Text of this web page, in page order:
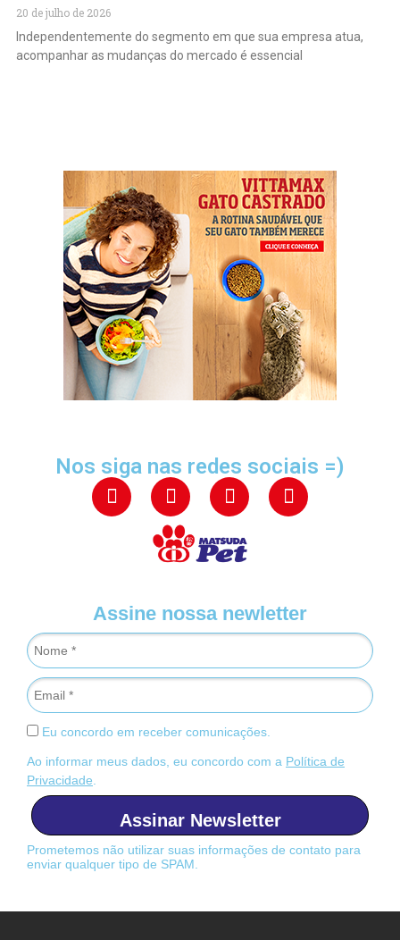
20 de julho de 2026
Independentemente do segmento em que sua empresa atua,
acompanhar as mudanças do mercado é essencial
Nos siga nas redes sociais =)
Assine nossa newletter
Eu concordo em receber comunicações.
Ao informar meus dados, eu concordo com a Política de
Privacidade
Assinar Newsletter
Prometemos não utilizar suas informações de contato para
enviar qualquer tipo de SPAM.